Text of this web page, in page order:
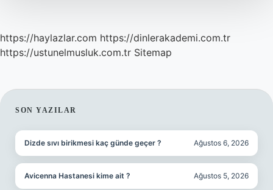
https://haylazlar.com https://dinlerakademi.com.tr
https://ustunelmusluk.com.tr Sitemap
SIDEBAR
SON YAZILAR
Dizde sıvı birikmesi kaç günde geçer ? Ağustos 6, 2026
Avicenna Hastanesi kime ait ? Ağustos 5, 2026